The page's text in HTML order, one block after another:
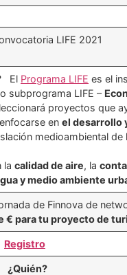
LIFE 2021
El Programa LIFE es el
subprograma LIFE –
proyectos que
en el desarrollo
medioambiental
la calidad de aire, la
y medio ambiente
de Finnova de
€ para tu proyecto de
Registro
¿Quién?